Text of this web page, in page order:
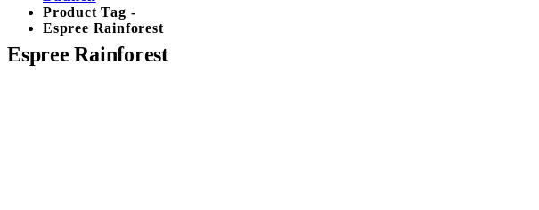
Product Tag -
Espree Rainforest
Espree Rainforest